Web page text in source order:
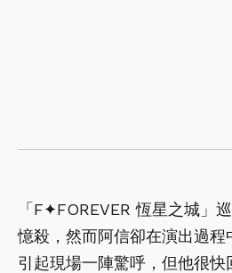
「F✦FOREVER 恆星之城」
憶殺，然而阿信卻在演出過程
引起現場一陣驚呼，但他很